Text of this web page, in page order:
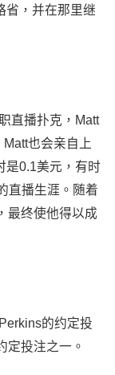
省，并在那里继
直播扑克，Matt
也会亲自上
是0.1美元，有时
直播生涯。随着
最终使他得以成
的约定投
定投注之一。